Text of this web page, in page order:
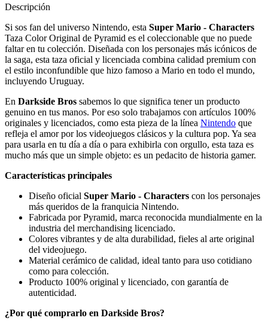
Descripción
Si sos fan del universo Nintendo, esta Super Mario - Characters
Taza Color Original de Pyramid es el coleccionable que no puede
faltar en tu colección. Diseñada con los personajes más icónicos de
la saga, esta taza oficial y licenciada combina calidad premium con
el estilo inconfundible que hizo famoso a Mario en todo el mundo,
incluyendo Uruguay.
En Darkside Bros sabemos lo que significa tener un producto
genuino en tus manos. Por eso solo trabajamos con artículos 100%
originales y licenciados, como esta pieza de la línea Nintendo que
refleja el amor por los videojuegos clásicos y la cultura pop. Ya sea
para usarla en tu día a día o para exhibirla con orgullo, esta taza es
mucho más que un simple objeto: es un pedacito de historia gamer.
Características principales
Diseño oficial Super Mario - Characters con los personajes
más queridos de la franquicia Nintendo.
Fabricada por Pyramid, marca reconocida mundialmente en la
industria del merchandising licenciado.
Colores vibrantes y de alta durabilidad, fieles al arte original
del videojuego.
Material cerámico de calidad, ideal tanto para uso cotidiano
como para colección.
Producto 100% original y licenciado, con garantía de
autenticidad.
¿Por qué comprarlo en Darkside Bros?